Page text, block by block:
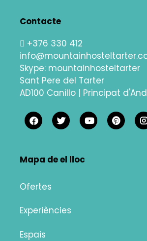
Contacte
+376 330 412
Skype: mountainhosteltarter
Sant Pere del Tarter
AD100 Canillo | Principat
Mapa de el lloc
Ofertes
Experiències
Espais